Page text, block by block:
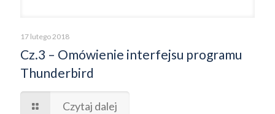
17 lutego 2018
Cz.3 – Omówienie interfejsu programu
Thunderbird
Czytaj dalej